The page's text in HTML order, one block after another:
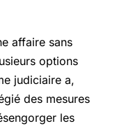
affaire sans
options
judiciaire a,
des mesures
les